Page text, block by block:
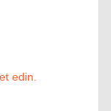
edin.